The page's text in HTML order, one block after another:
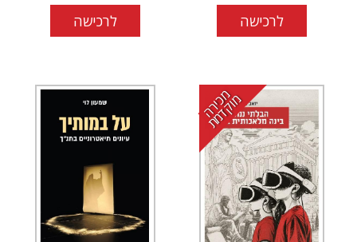
לרכישה לרכישה
מ
כ
י
ר
ה
מ
ו
ק
ד
מ
ת